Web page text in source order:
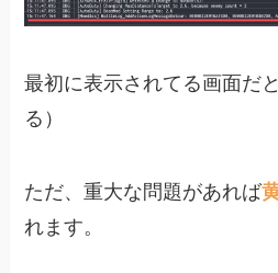
最初に表示されてる画面だ
る）
ただ、重大な問題があれば
れます。